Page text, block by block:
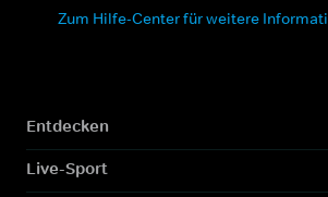
Zum Hilfe-Center für weitere
Entdecken
Live-Sport